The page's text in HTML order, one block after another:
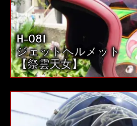
H-081
ジェットヘルメット
【祭雲天女】